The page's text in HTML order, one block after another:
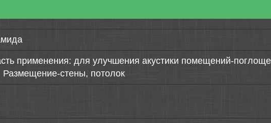
применения: для улучшения акустики помещений-
Размещение-стены, потолок